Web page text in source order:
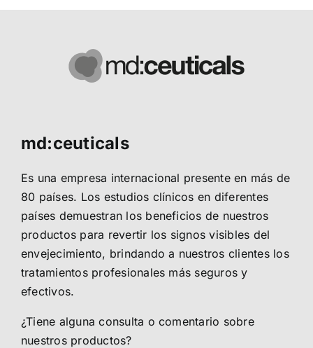
md:ceuticals
Es una empresa internacional presente en más de
80 países. Los estudios clínicos en diferentes
países demuestran los beneficios de nuestros
productos para revertir los signos visibles del
envejecimiento, brindando a nuestros clientes los
tratamientos profesionales más seguros y
efectivos.
¿Tiene alguna consulta o comentario sobre
nuestros productos?